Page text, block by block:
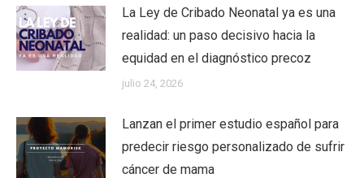
La Ley de Cribado Neonatal ya es una
realidad: un paso decisivo hacia la
equidad en el diagnóstico precoz
julio 24, 2026
Lanzan el primer estudio español para
predecir riesgo personalizado de sufrir
cáncer de mama